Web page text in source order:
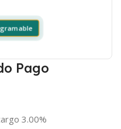
Pago
3.00%